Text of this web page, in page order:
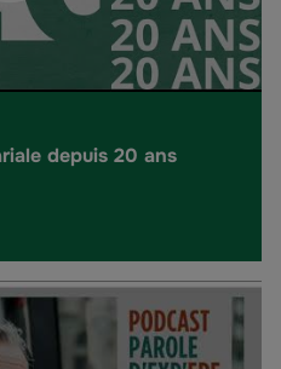
depuis 20 ans